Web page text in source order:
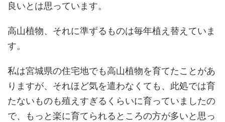
良いとは思っています。
高山植物、それに準ずるものは毎年植え替えていま
す。
私は宮城県の住宅地でも高山植物を育てたことがあ
りますが、それほど気を遣わなくても、此処では育
たないものも殖えすぎるくらいに育っていましたの
で、もっと楽に育てられるところの方が多いと思っ